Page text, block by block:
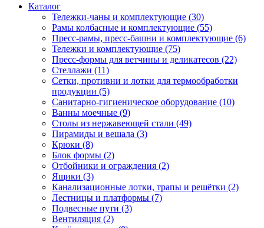
Каталог
Тележки-чаны и комплектующие (30)
Рамы колбасные и комплектующие (55)
Пресс-рамы, пресс-башни и комплектующие (6)
Тележки и комплектующие (75)
Пресс-формы для ветчины и деликатесов (22)
Стеллажи (11)
Сетки, противни и лотки для термообработки
продукции (5)
Санитарно-гигиеническое оборудование (10)
Ванны моечные (9)
Столы из нержавеющей стали (49)
Пирамиды и вешала (3)
Крюки (8)
Блок формы (2)
Отбойники и ограждения (2)
Ящики (3)
Канализационные лотки, трапы и решётки (2)
Лестницы и платформы (7)
Подвесные пути (3)
Вентиляция (2)